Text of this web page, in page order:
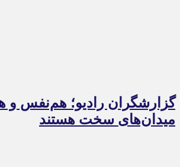
گزارشگران رادیو؛ هم‌نفس و
میدان‌های سخت هستند